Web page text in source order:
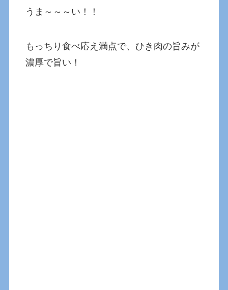
うま～～～い！！
もっちり食べ応え満点で、ひき肉の旨みが
濃厚で旨い！